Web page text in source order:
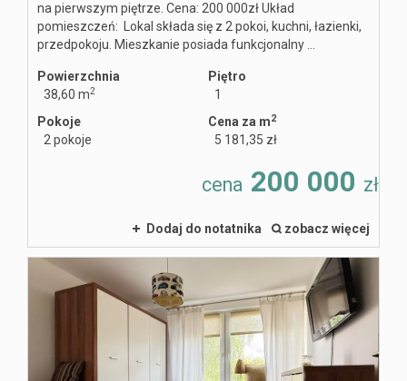
Małysz
na pierwszym piętrze. Cena: 200 000zł Układ
pomieszczeń: Lokal składa się z 2 pokoi, kuchni, łazienki,
przedpokoju. Mieszkanie posiada funkcjonalny ...
Powierzchnia
38,60 m2
Piętro
1
Pokoje
2 pokoje
Cena za m2
5 181,35 zł
cena 200 000 zł
Dodaj do notatnika zobacz więcej